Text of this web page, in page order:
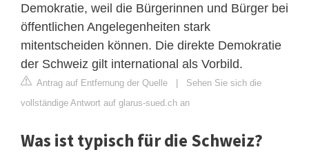
Demokratie, weil die Bürgerinnen und Bürger bei
öffentlichen Angelegenheiten stark
mitentscheiden können. Die direkte Demokratie
der Schweiz gilt international als Vorbild.
Antrag auf Entfernung der Quelle | Sehen Sie sich die
vollständige Antwort auf glarus-sued.ch an
Was ist typisch für die Schweiz?